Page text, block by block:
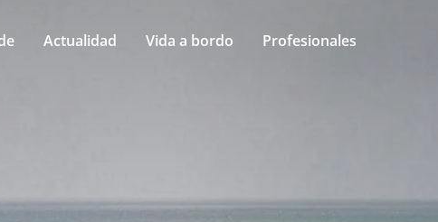
Actualidad Vida a bordo Profesionales